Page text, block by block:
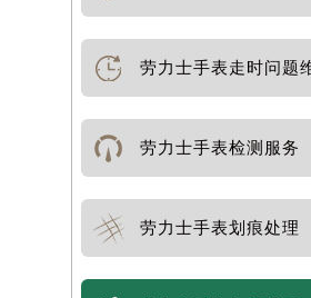
劳力士手表走时问题
劳力士手表检测服务
劳力士手表划痕处理